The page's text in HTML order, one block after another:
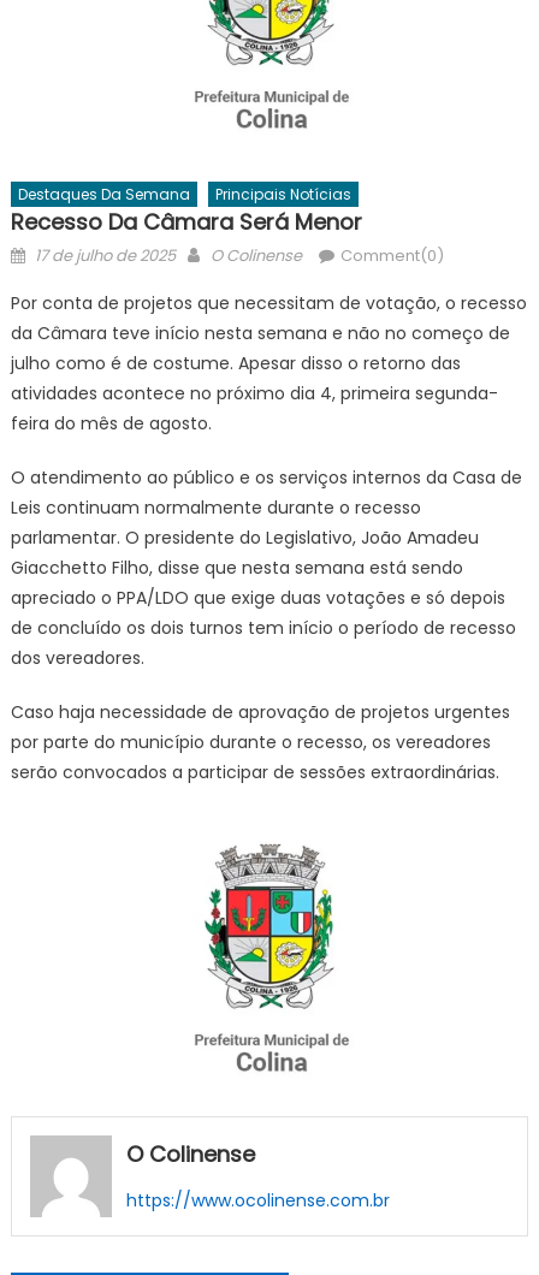
Destaques Da Semana Principais Notícias
Recesso Da Câmara Será Menor
Posted
17 de julho de 2025 Author
O Colinense Comment(0)
Por conta de projetos que necessitam de votação, o recesso
da Câmara teve início nesta semana e não no começo de
julho como é de costume. Apesar disso o retorno das
atividades acontece no próximo dia 4, primeira segunda-
feira do mês de agosto.
O atendimento ao público e os serviços internos da Casa de
Leis continuam normalmente durante o recesso
parlamentar. O presidente do Legislativo, João Amadeu
Giacchetto Filho, disse que nesta semana está sendo
apreciado o PPA/LDO que exige duas votações e só depois
de concluído os dois turnos tem início o período de recesso
dos vereadores.
Caso haja necessidade de aprovação de projetos urgentes
por parte do município durante o recesso, os vereadores
serão convocados a participar de sessões extraordinárias.
O Colinense
https://www.ocolinense.com.br